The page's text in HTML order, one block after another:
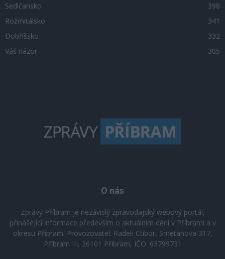
Sedlčansko
398
Rožmitálsko
341
Dobříšsko
332
Váš názor
305
O nás
Zprávy Příbram je nezávislý zpravodajský webový portál,
přinášející informace především o aktuálním dění v Příbrami a v
okresu Příbram. Provozovatel: Radek Ctibor, Smetanova 317,
Příbram III, 26101 Příbram, IČO: 63799731